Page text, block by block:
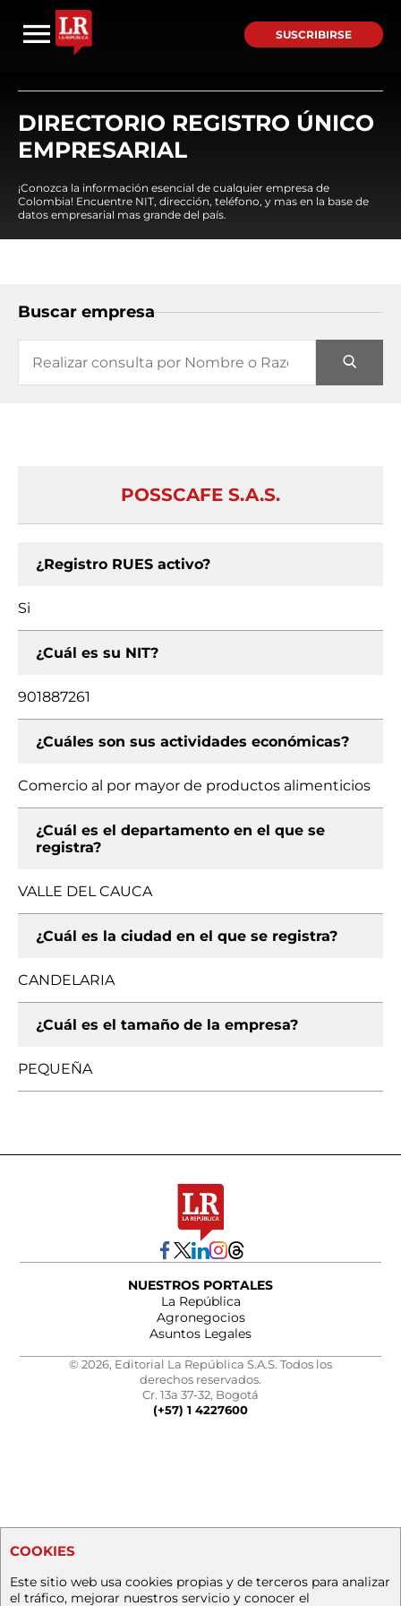
SUSCRIBIRSE
DIRECTORIO REGISTRO ÚNICO
EMPRESARIAL
¡Conozca la información esencial de cualquier empresa de
Colombia! Encuentre NIT, dirección, teléfono, y mas en la base de
datos empresarial mas grande del país.
Buscar empresa
POSSCAFE S.A.S.
¿Registro RUES activo?
Si
¿Cuál es su NIT?
901887261
¿Cuáles son sus actividades económicas?
Comercio al por mayor de productos alimenticios
¿Cuál es el departamento en el que se
registra?
VALLE DEL CAUCA
¿Cuál es la ciudad en el que se registra?
CANDELARIA
¿Cuál es el tamaño de la empresa?
PEQUEÑA
NUESTROS PORTALES
La República
Agronegocios
Asuntos Legales
© 2026, Editorial La República S.A.S. Todos los
derechos reservados.
Cr. 13a 37-32, Bogotá
(+57) 1 4227600
COOKIES
Este sitio web usa cookies propias y de terceros para analizar
el tráfico, mejorar nuestros servicio y conocer el